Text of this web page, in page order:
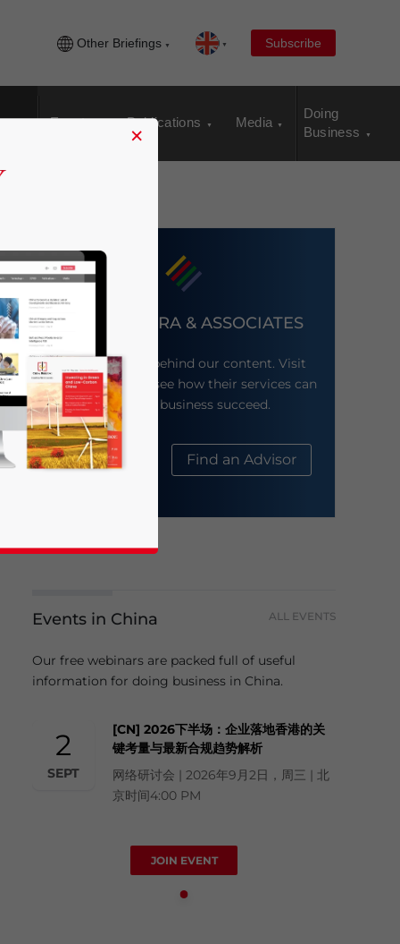
Other Briefings Subscribe
Events Publications Media
Doing
Business
DEZAN SHIRA & ASSOCIATES
Meet the firm behind our content. Visit
their website to see how their services can
help your business succeed.
About Us Find an Advisor
Events in China ALL EVENTS
Our free webinars are packed full of useful
information for doing business in China.
2
SEPT
[CN] 2026下半场：企业落地香港的关
键考量与最新合规趋势解析
网络研讨会 | 2026年9月2日，周三 | 北
京时间4:00 PM
JOIN EVENT
×
news and updates for Asia!